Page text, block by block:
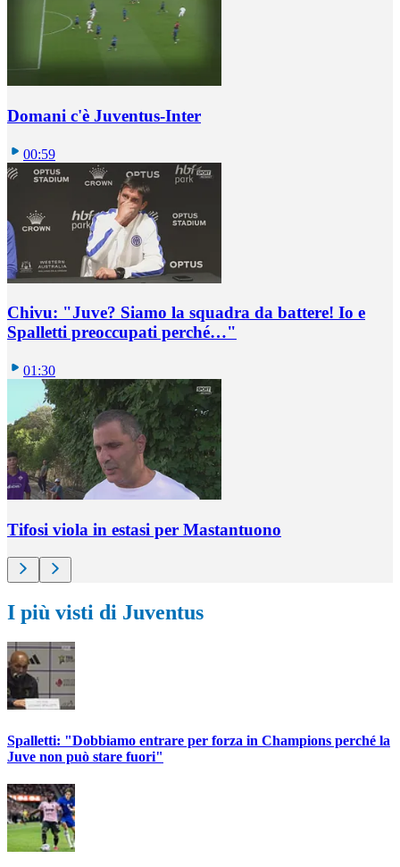
Domani c'è Juventus-Inter
00:59
Chivu: "Juve? Siamo la squadra da battere! Io e
Spalletti preoccupati perché…"
01:30
Tifosi viola in estasi per Mastantuono
I più visti di Juventus
Spalletti: "Dobbiamo entrare per forza in Champions perché la
Juve non può stare fuori"